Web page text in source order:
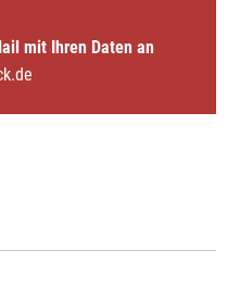
mit Ihren Daten an